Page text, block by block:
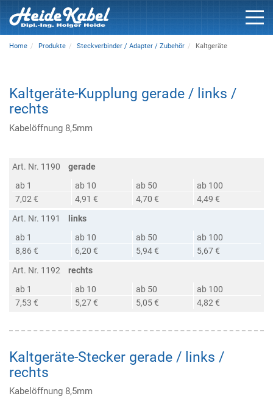
Home Produkte Steckverbinder / Adapter / Zubehör Kaltgeräte
Kaltgeräte-Kupplung gerade / links /
rechts
Kabelöffnung 8,5mm
Art. Nr. 1190
gerade
ab 1
ab 10 ab 50
ab 100
7,02 €
4,91 € 4,70 €
4,49 €
Art. Nr. 1191
links
ab 1
ab 10 ab 50
ab 100
8,86 €
6,20 € 5,94 €
5,67 €
Art. Nr. 1192
rechts
ab 1
ab 10 ab 50
ab 100
7,53 €
5,27 € 5,05 € 4,82 €
Kaltgeräte-Stecker gerade / links /
rechts
Kabelöffnung 8,5mm